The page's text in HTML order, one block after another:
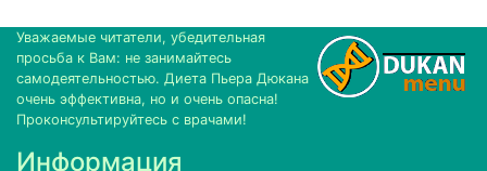
Уважаемые читатели, убедительная
просьба к Вам: не занимайтесь
самодеятельностью. Диета Пьера Дюкана
очень эффективна, но и очень опасна!
Проконсультируйтесь с врачами!
Информация